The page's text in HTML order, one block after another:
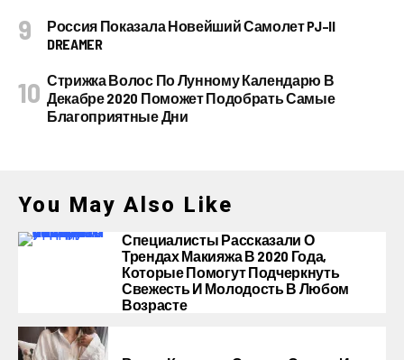
Россия Показала Новейший Самолет PJ–II
DREAMER
Стрижка Волос По Лунному Календарю В
Декабре 2020 Поможет Подобрать Самые
Благоприятные Дни
You May Also Like
Специалисты Рассказали О
Трендах Макияжа В 2020 Года,
Которые Помогут Подчеркнуть
Свежесть И Молодость В Любом
Возрасте